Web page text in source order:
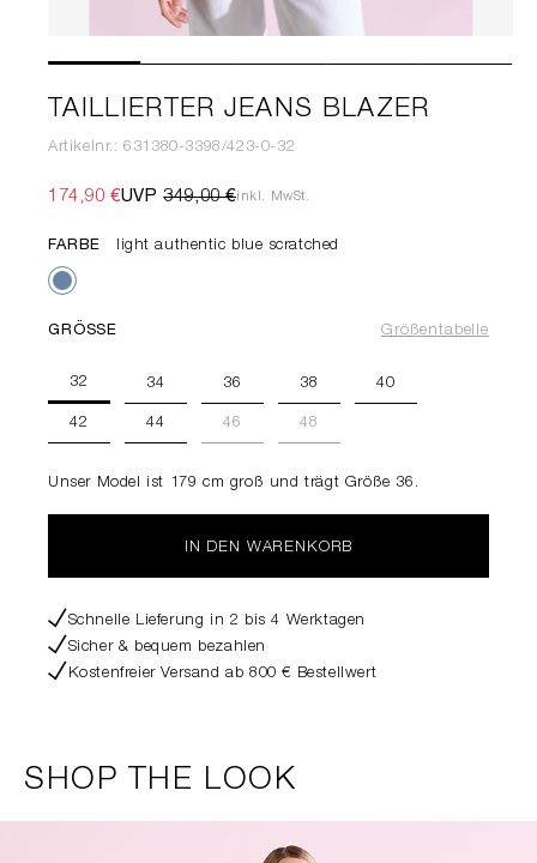
TAILLIERTER JEANS BLAZER
Artikelnr.: 631380-3398/423-0-32
174,90 €UVP349,00 €inkl. MwSt.
FARBE light authentic blue scratched
GRÖSSE Größentabelle
32 34 36 38 40
42 44 46 48
Unser Model ist 179 cm groß und trägt Größe 36.
IN DEN WARENKORB
Schnelle Lieferung in 2 bis 4 Werktagen
Sicher & bequem bezahlen
Kostenfreier Versand ab 800 € Bestellwert
SHOP THE LOOK